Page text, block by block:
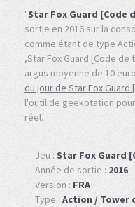
"Star Fox Guard [Code
sortie en 2016 sur la
comme étant de type
,Star Fox Guard [Code
argus moyenne de 10
du jour de Star Fox
l'outil de geekotation
réel.
Jeu : Star Fox Guard
Année de sortie : 2016
Version : FRA
Type : Action / Tower